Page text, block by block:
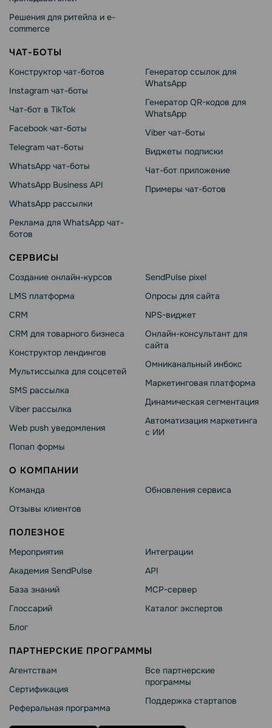
Решения для ритейла и e-
commerce
ЧАТ-БОТЫ
Конструктор чат-ботов
Instagram чат-боты
Чат-бот в TikTok
Facebook чат-боты
Telegram чат-боты
WhatsApp чат-боты
WhatsApp Business API
WhatsApp рассылки
Реклама для WhatsApp чат-
ботов
Генератор ссылок для
WhatsApp
Генератор QR-кодов для
WhatsApp
Viber чат-боты
Виджеты подписки
Чат-бот приложение
Примеры чат-ботов
СЕРВИСЫ
Создание онлайн-курсов
LMS платформа
CRM
CRM для товарного бизнеса
Конструктор лендингов
Мультиссылка для соцсетей
SMS рассылка
Viber рассылка
Web push уведомления
Попап формы
SendPulse pixel
Опросы для сайта
NPS-виджет
Онлайн-консультант для
сайта
Омниканальный инбокс
Маркетинговая платформа
Динамическая сегментация
Автоматизация маркетинга
с ИИ
О КОМПАНИИ
Команда
Отзывы клиентов
Обновления сервиса
ПОЛЕЗНОЕ
Мероприятия
Академия SendPulse
База знаний
Глоссарий
Блог
Интеграции
API
MCP-сервер
Каталог экспертов
ПАРТНЕРСКИЕ ПРОГРАММЫ
Агентствам
Сертификация
Реферальная программа
Все партнерские
программы
Поддержка стартапов